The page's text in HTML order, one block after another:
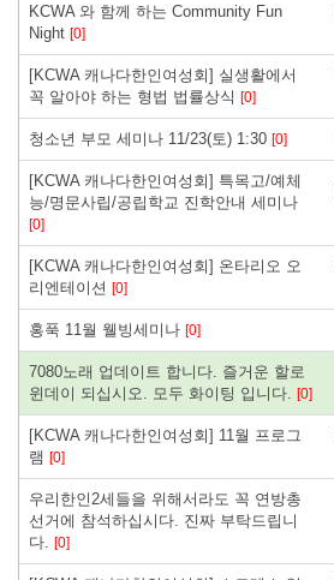
KCWA 와 함께 하는 Community Fun
Night [0]
[KCWA 캐나다한인여성회] 실생활에서
꼭 알아야 하는 형법 법률상식 [0]
청소년 부모 세미나 11/23(토) 1:30 [0]
[KCWA 캐나다한인여성회] 특목고/예체
능/명문사립/공립학교 진학안내 세미나
[0]
[KCWA 캐나다한인여성회] 온타리오 오
리엔테이션 [0]
홍푹 11월 웰빙세미나 [0]
7080노래 업데이트 합니다. 즐거운 할로
윈데이 되십시오. 모두 화이팅 입니다. [0]
[KCWA 캐나다한인여성회] 11월 프로그
램 [0]
우리한인2세들을 위해서라도 꼭 연방총
선거에 참석하십시다. 진짜 부탁드립니
다. [0]